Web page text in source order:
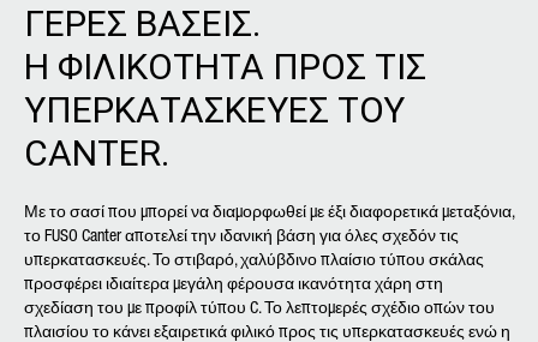
ΓΕΡΕΣ ΒΑΣΕΙΣ.
Η ΦΙΛΙΚΟΤΗΤΑ ΠΡΟΣ ΤΙΣ
ΥΠΕΡΚΑΤΑΣΚΕΥΕΣ ΤΟΥ
CANTER.
Με το σασί που μπορεί να διαμορφωθεί με έξι διαφορετικά μεταξόνια,
το FUSO Canter αποτελεί την ιδανική βάση για όλες σχεδόν τις
υπερκατασκευές. Το στιβαρό, χαλύβδινο πλαίσιο τύπου σκάλας
προσφέρει ιδιαίτερα μεγάλη φέρουσα ικανότητα χάρη στη
σχεδίαση του με προφίλ τύπου C. Το λεπτομερές σχέδιο οπών του
πλαισίου το κάνει εξαιρετικά φιλικό προς τις υπερκατασκευές ενώ η